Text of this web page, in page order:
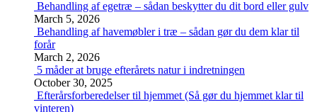
Behandling af egetræ – sådan beskytter du dit bord eller gulv
March 5, 2026
Behandling af havemøbler i træ – sådan gør du dem klar til
forår
March 2, 2026
5 måder at bruge efterårets natur i indretningen
October 30, 2025
Efterårsforberedelser til hjemmet (Så gør du hjemmet klar til
vinteren)